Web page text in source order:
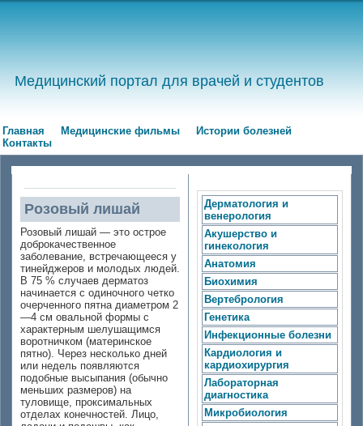
Медицинский портал для врачей и студентов
Главная Медицинские фильмы
Истории болезней
Контакты
Розовый лишай
Розовый лишай — это острое
доброкачественное
заболевание, встречающееся у
тинейджеров и молодых людей.
В 75 % случаев дерматоз
начинается с одиночного четко
очерченного пятна диаметром 2
—4 см овальной формы с
характерным шелушащимся
воротничком (материнское
пятно). Через несколько дней
или недель появляются
подобные высыпания (обычно
меньших размеров) на
туловище, проксимальных
отделах конечностей. Лицо,
Дерматология и
венерология
Акушерство и
гинекология
Анатомия
Биохимия
Вертебрология
Генетика
Инфекционные болезни
Кардиология и
кардиохирургия
Лабораторная
диагностика
Микробиология